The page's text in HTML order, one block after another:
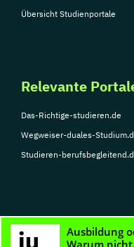
Übersicht Studienportale
Relevante
Das-Richtige-studieren.de
Wegweiser-duales-
Studieren-